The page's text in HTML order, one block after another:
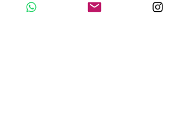
profissional de saúde brasileiro. Mais